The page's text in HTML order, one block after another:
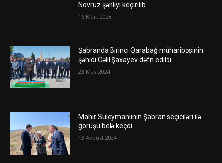
Novruz şənliyi keçirilib
16 Mart 2026
Şabranda Birinci Qarabağ müharibəsinin
şəhidi Cəlil Şaxayev dəfn edildi
23 May 2024
Mahir Süleymanlının Şabran seçiciləri ilə
görüşü belə keçdi
13 Avqust 2024